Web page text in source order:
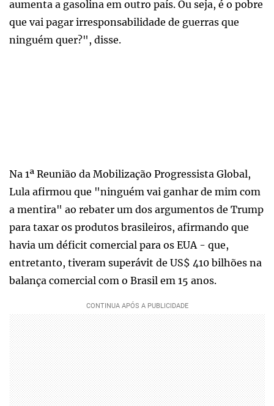
aumenta a gasolina em outro país. Ou seja, é o pobre
que vai pagar irresponsabilidade de guerras que
ninguém quer?", disse.
Na 1ª Reunião da Mobilização Progressista Global,
Lula afirmou que "ninguém vai ganhar de mim com
a mentira" ao rebater um dos argumentos de Trump
para taxar os produtos brasileiros, afirmando que
havia um déficit comercial para os EUA - que,
entretanto, tiveram superávit de US$ 410 bilhões na
balança comercial com o Brasil em 15 anos.